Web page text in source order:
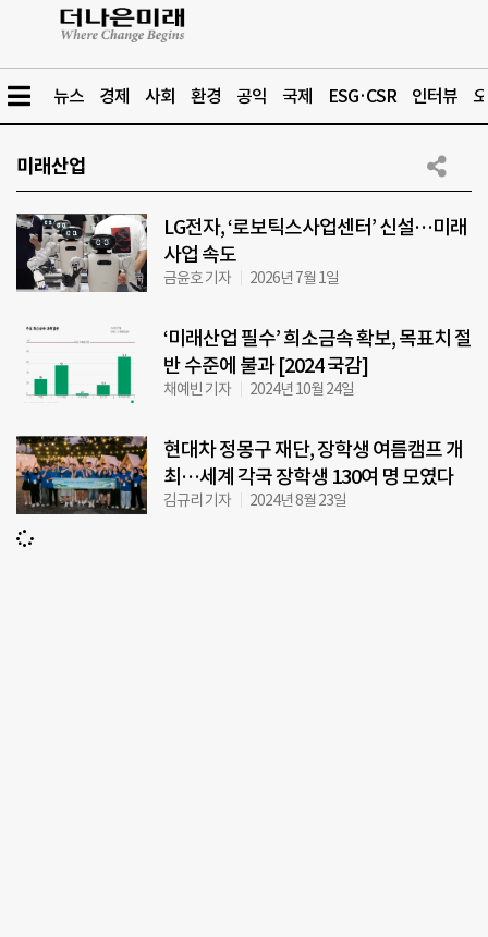
뉴스 경제 사회 환경 공익 국제 ESG·CSR 인터뷰
미래산업
LG전자, ‘로보틱스사업센터’ 신설…미래
사업 속도
금윤호 기자 2026년 7월 1일
‘미래산업 필수’ 희소금속 확보, 목표치 절
반 수준에 불과 [2024 국감]
채예빈 기자 2024년 10월 24일
현대차 정몽구 재단, 장학생 여름캠프 개
최…세계 각국 장학생 130여 명 모였다
김규리 기자 2024년 8월 23일